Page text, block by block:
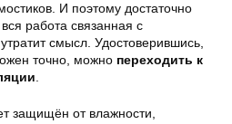
И поэтому достаточно
работа связанная с
смысл. Удостоверившись,
точно, можно переходить к
.
защищён от влажности,